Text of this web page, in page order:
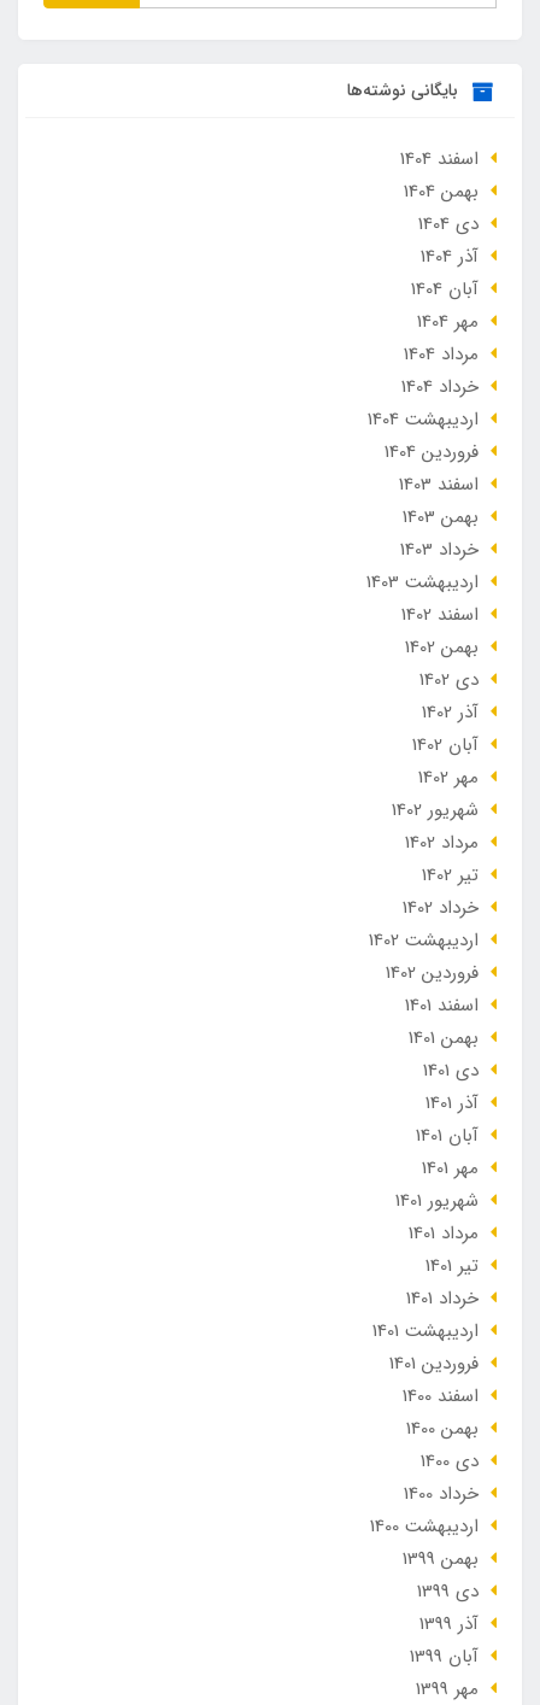
بایگانی نوشته‌ها
اسفند 1404
بهمن 1404
دی 1404
آذر 1404
آبان 1404
مهر 1404
مرداد 1404
خرداد 1404
ارديبهشت 1404
فروردین 1404
اسفند 1403
بهمن 1403
خرداد 1403
ارديبهشت 1403
اسفند 1402
بهمن 1402
دی 1402
آذر 1402
آبان 1402
مهر 1402
شهریور 1402
مرداد 1402
تير 1402
خرداد 1402
ارديبهشت 1402
فروردین 1402
اسفند 1401
بهمن 1401
دی 1401
آذر 1401
آبان 1401
مهر 1401
شهریور 1401
مرداد 1401
تير 1401
خرداد 1401
ارديبهشت 1401
فروردین 1401
اسفند 1400
بهمن 1400
دی 1400
خرداد 1400
ارديبهشت 1400
بهمن 1399
دی 1399
آذر 1399
آبان 1399
مهر 1399